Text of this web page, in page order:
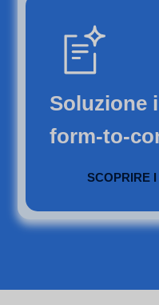
Soluzione
form-to-
SCOPRIRE